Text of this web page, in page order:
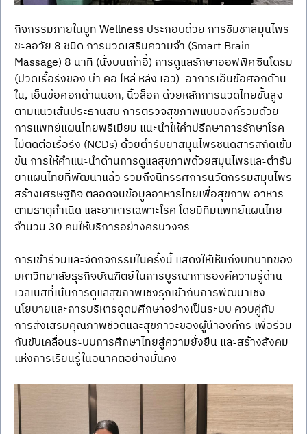
กิจกรรมภายในบูท Wellness ประกอบด้วย การชิมชาสมุนไพร
ชะลอวัย 8 ชนิด การนวดเสริมความจำ (Smart Brain
Massage) 8 นาที (นั่งบนเก้าอี้) การดูแลรักษาออฟฟิศซินโดรม
(ปวดเรื้อรังของ บ่า คอ ไหล่ หลัง เอว)  อาการเอ็นข้อศอกด้าน
ใน, เอ็นข้อศอกด้านนอก, นิ้วล็อก ด้วยหลักการนวดไทยขั้นสูง
ตามแนวเส้นประธานสิบ การตรวจสุขภาพแบบองค์รวมด้วย
การแพทย์แผนไทยพรีเมียม แนะนำให้คำปรึกษาการรักษาโรค
ไม่ติดต่อเรื้อรัง (NCDs) ด้วยตำรับยาสมุนไพรชนิดสารสกัดเข้ม
ข้น การให้คำแนะนำด้านการดูแลสุขภาพด้วยสมุนไพรและตำรับ
ยาแผนไทยที่พัฒนาแล้ว รวมถึงนิทรรศการนวัตกรรมสมุนไพร
สร้างเศรษฐกิจ ตลอดจนข้อมูลอาหารไทยเพื่อสุขภาพ อาหาร
ตามธาตุกำเนิด และอาหารเฉพาะโรค โดยมีทีมแพทย์แผนไทย
จำนวน 30 คนให้บริการอย่างครบวงจร
การเข้าร่วมและจัดกิจกรรมในครั้งนี้ แสดงให้เห็นถึงบทบาทของ
มหาวิทยาลัยธุรกิจบัณฑิตย์ในการบูรณาการองค์ความรู้ด้าน
เวลเนสที่เน้นการดูแลสุขภาพเชิงรุกเข้ากับการพัฒนาเชิง
นโยบายและการบริหารอุดมศึกษาอย่างเป็นระบบ ควบคู่กับ
การส่งเสริมคุณภาพชีวิตและสุขภาวะของผู้นำองค์กร เพื่อร่วม
กันขับเคลื่อนระบบการศึกษาไทยสู่ความยั่งยืน และสร้างสังคม
แห่งการเรียนรู้ในอนาคตอย่างมั่นคง